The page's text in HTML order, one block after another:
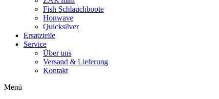
Fish Schlauchboote
Honwave
Quicksilver
Ersatzteile
Service
Über uns
Versand & Lieferung
Kontakt
Menü